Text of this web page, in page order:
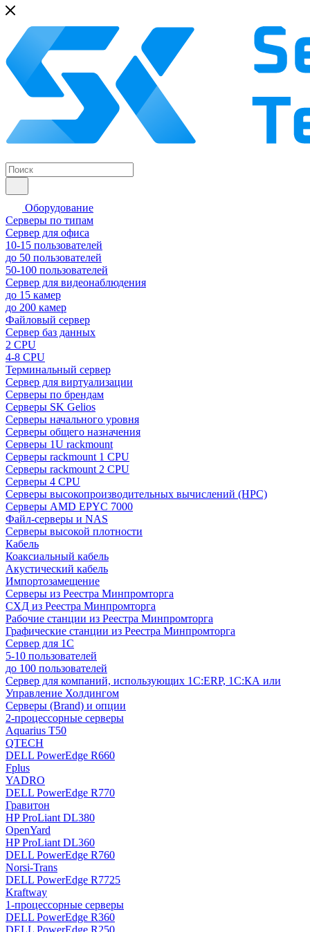
Оборудование
Серверы по типам
Сервер для офиса
10-15 пользователей
до 50 пользователей
50-100 пользователей
Сервер для видеонаблюдения
до 15 камер
до 200 камер
Файловый сервер
Сервер баз данных
2 CPU
4-8 CPU
Терминальный сервер
Сервер для виртуализации
Серверы по брендам
Серверы SK Gelios
Серверы начального уровня
Серверы общего назначения
Серверы 1U rackmount
Серверы rackmount 1 CPU
Серверы rackmount 2 CPU
Серверы 4 CPU
Серверы высокопроизводительных вычислений (HPC)
Серверы AMD EPYC 7000
Файл-серверы и NAS
Серверы высокой плотности
Кабель
Коаксиальный кабель
Акустический кабель
Импортозамещение
Серверы из Реестра Минпромторга
СХД из Реестра Минпромторга
Рабочие станции из Реестра Минпромторга
Графические станции из Реестра Минпромторга
Сервер для 1С
5-10 пользователей
до 100 пользователей
Сервер для компаний, использующих 1C:ERP, 1С:КА или
Управление Холдингом
Серверы (Brand) и опции
2-процессорные серверы
Aquarius T50
QTECH
DELL PowerEdge R660
Fplus
YADRO
DELL PowerEdge R770
Гравитон
HP ProLiant DL380
OpenYard
HP ProLiant DL360
DELL PowerEdge R760
Norsi-Trans
DELL PowerEdge R7725
Kraftway
1-процессорные серверы
DELL PowerEdge R360
DELL PowerEdge R250